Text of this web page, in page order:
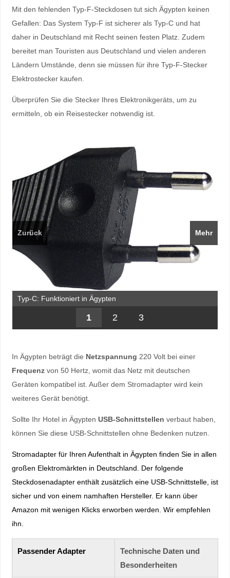
Mit den fehlenden Typ-F-Steckdosen tut sich Ägypten keinen
Gefallen: Das System Typ-F ist sicherer als Typ-C und hat
daher in Deutschland mit Recht seinen festen Platz. Zudem
bereitet man Touristen aus Deutschland und vielen anderen
Ländern Umstände, denn sie müssen für ihre Typ-F-Stecker
Elektrostecker kaufen.
Überprüfen Sie die Stecker Ihres Elektronikgeräts, um zu
ermitteln, ob ein Reisestecker notwendig ist.
Typ-C: Funktioniert in Ägypten
Zurück Mehr
1 2 3
In Ägypten beträgt die Netzspannung 220 Volt bei einer
Frequenzvon 50 Hertz, womit das Netz mit deutschen
Geräten kompatibel ist. Außer dem Stromadapter wird kein
weiteres Gerät benötigt.
Sollte Ihr Hotel in Ägypten USB-Schnittstellen verbaut haben,
können Sie diese USB-Schnittstellen ohne Bedenken nutzen.
Stromadapter für Ihren Aufenthalt in Ägypten finden Sie in allen
großen Elektromärkten in Deutschland. Der folgende
Steckdosenadapter enthält zusätzlich eine USB-Schnittstelle, ist
sicher und von einem namhaften Hersteller. Er kann über
Amazon mit wenigen Klicks erworben werden. Wir empfehlen
ihn.
Passender Adapter
Technische Daten und
Besonderheiten